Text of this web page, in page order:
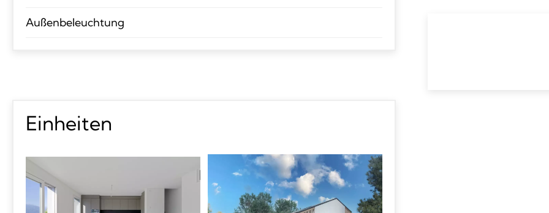
Außenbeleuchtung
Einheiten